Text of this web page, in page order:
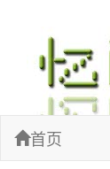
首页